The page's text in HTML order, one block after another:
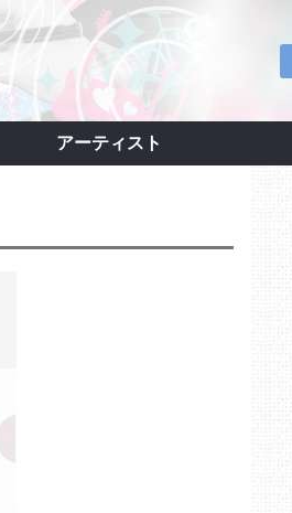
アーティスト